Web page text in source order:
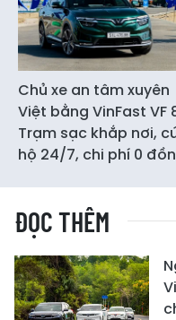
Chủ xe an tâm xuyên
Việt bằng VinFast VF
Trạm sạc khắp nơi,
hộ 24/7, chi phí 0
ĐỌC THÊM